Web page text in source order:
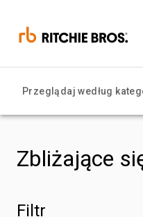
Przeglądaj według
Zbliżające
Filtr